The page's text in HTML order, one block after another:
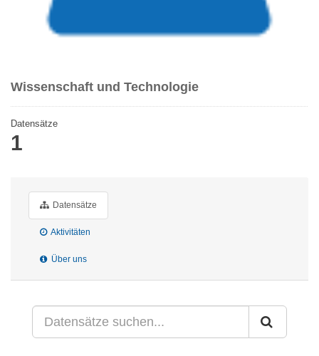
Wissenschaft und Technologie
Datensätze
1
Datensätze
Aktivitäten
Über uns